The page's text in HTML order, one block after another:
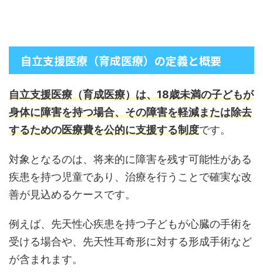
自立支援医療（育成医療）の定義と概要
自立支援医療（育成医療）は、18歳未満の子どもが
身体に障害を持つ場合、その障害を軽減または除去
するための医療費を公的に支援する制度です。
対象となるのは、将来的に障害を残す可能性がある
疾患を持つ児童であり、治療を行うことで確実な改
善が見込めるケースです。
例えば、先天性心疾患を持つ子どもが心臓の手術を
受ける場合や、先天性耳奇形に対する形成手術など
が含まれます。